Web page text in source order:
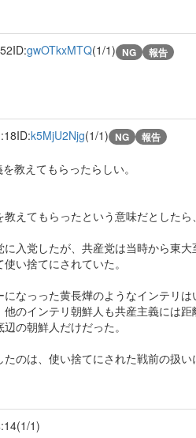
ID:gwOTkxMTQ(1/1) NG 報告
ID:k5MjU2Njg(1/1) NG 報告
教えてもらったらしい。
えてもらったという意味だとしたら
入党したが、共産党は当時から東
い捨てにされていた。
なっった黄長燁のようなインテリ
のインテリ朝鮮人も共産主義には距
の朝鮮人だけだった。
のは、使い捨てにされた戦前の扱い
(1/1)